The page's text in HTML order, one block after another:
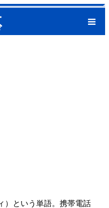
）という単語。携帯電話